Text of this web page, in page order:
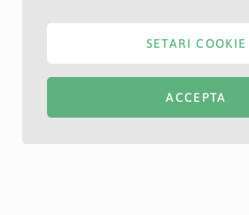
ACCEPTA
SETARI COOKIE